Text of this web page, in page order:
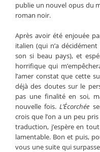
publie un nouvel opus du
roman noir.
Après avoir été enjouée
italien (qui n’a
son si beau pays), et
horrifique qui
l’amer constat que cette
déjà des doutes sur le
pas une finalité en soi,
nouvelle fois.L’Écorchée
crois que l’on a un peu
traduction, j’espère en
lamentable. Bon et puis,
vous une suite qui